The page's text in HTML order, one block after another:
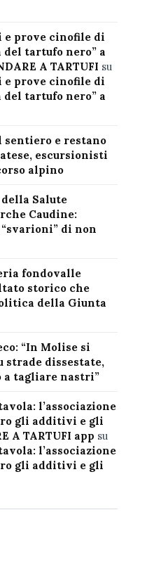
e prove cinofile di
tartufo nero” a
A TARTUFI su
e prove cinofile di
tartufo nero” a
sentiero e restano
escursionisti
alpino
Salute
Caudine:
di non
fondovalle
storico che
della Giunta
“In Molise si
strade dissestate,
a tagliare nastri”
l’associazione
gli additivi e gli
A TARTUFI app su
l’associazione
gli additivi e gli